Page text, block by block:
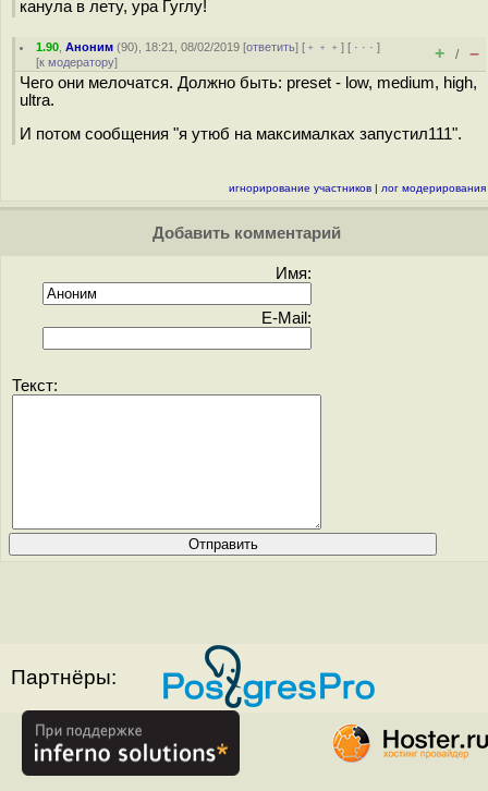
канула в лету, ура Гуглу!
1.90 ,Аноним (90), 18:21, 08/02/2019 [ответить] [ ﹢﹢﹢] [ · · ·]
[к модератору] + / –
Чего они мелочатся. Должно быть: preset - low, medium, high,
ultra.
И потом сообщения "я утюб на максималках запустил111".
игнорирование участников | лог модерирования
Добавить комментарий
Имя:
E-Mail:
Текст:
Партнёры: